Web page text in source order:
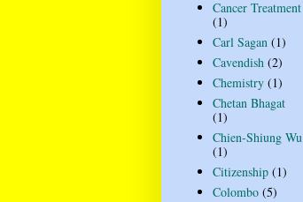
Cancer Treatment
(1)
Carl Sagan (1)
Cavendish (2)
Chemistry (1)
Chetan Bhagat
(1)
Chien-Shiung Wu
(1)
Citizenship (1)
Colombo (5)